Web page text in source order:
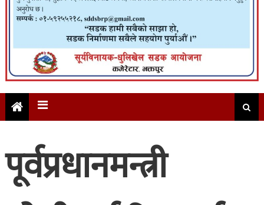
पूर्वप्रधानमन्त्री